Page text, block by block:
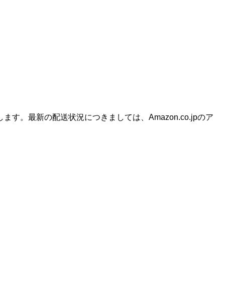
す。最新の配送状況につきましては、Amazon.co.jpのア